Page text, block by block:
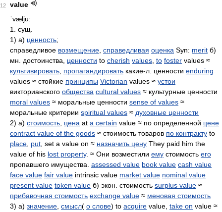
12
value
ˈvælju:
1. сущ.
1) а) ценность;
справедливое возмещение справедливая оценка Syn: merit б)
мн. достоинства, ценности to cherish values to foster values ≈
культивировать пропагандировать какие-л. ценности enduring
values ≈ стойкие принципы Victorian values ≈ устои
викторианского общества cultural values ≈ культурные ценности
moral values ≈ моральные ценности sense of values ≈
моральные критерии spiritual values ≈ духовные ценности
2) а) стоимость цена at a certain value ≈ по определенной цене
contract value of the goods ≈ стоимость товаров по контракту to
place put , set a value on ≈ назначить цену They paid him the
value of his lost property. ≈ Они возместили ему стоимость его
пропавшего имущества. assessed value book value cash value
face value fair value intrinsic value market value nominal value
present value token value б) экон. стоимость surplus value ≈
прибавочная стоимость exchange value ≈ меновая стоимость
3) а) значение смысл( о слове) to acquire value, take on value ≈